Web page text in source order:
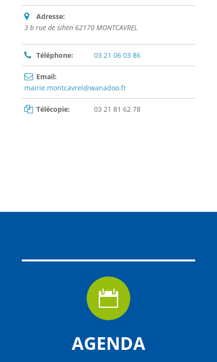
Adresse:
3 b rue de sihen 62170 MONTCAVREL
Téléphone: 03 21 06 03 86
Email:
mairie.montcavrel@wanadoo.fr
Télécopie: 03 21 81 62 78

AGENDA